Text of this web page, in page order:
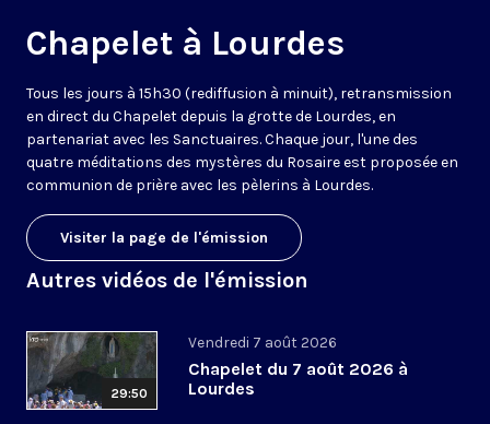
Chapelet à Lourdes
Tous les jours à 15h30 (rediffusion à minuit), retransmission
en direct du Chapelet depuis la grotte de Lourdes, en
partenariat avec les Sanctuaires. Chaque jour, l'une des
quatre méditations des mystères du Rosaire est proposée en
communion de prière avec les pèlerins à Lourdes.
Visiter la page de l'émission
Autres vidéos de l'émission
29:50
Vendredi 7 août 2026
Chapelet du 7 août 2026 à
Lourdes